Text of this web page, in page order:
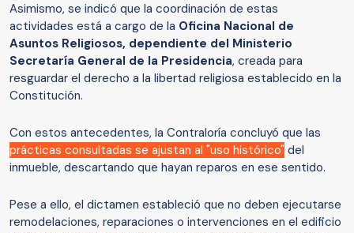
Asimismo, se indicó que la coordinación de estas
actividades está a cargo de la Oficina Nacional de
Asuntos Religiosos, dependiente del Ministerio
Secretaría General de la Presidencia, creada para
resguardar el derecho a la libertad religiosa establecido en la
Constitución.
Con estos antecedentes, la Contraloría concluyó que las
prácticas consultadas se ajustan al "uso histórico" del
inmueble, descartando que hayan reparos en ese sentido.
Pese a ello, el dictamen estableció que no deben ejecutarse
remodelaciones, reparaciones o intervenciones en el edificio